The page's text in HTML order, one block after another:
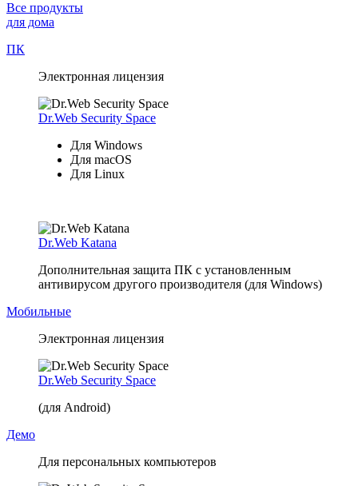
Все продукты
для дома
ПК
Электронная лицензия
Dr.Web Security Space
Для Windows
Для macOS
Для Linux
Dr.Web Katana
Дополнительная защита ПК с установленным
антивирусом другого производителя (для Windows)
Мобильные
Электронная лицензия
Dr.Web Security Space
(для Android)
Демо
Для персональных компьютеров